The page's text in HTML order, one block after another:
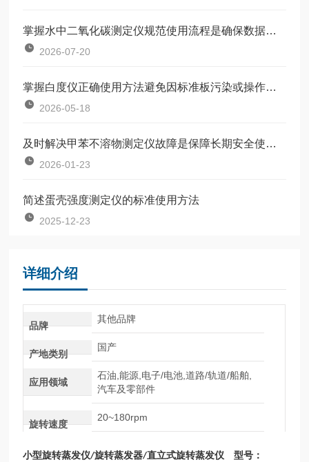
掌握水中二氧化碳测定仪规范使用流程是确保数据准确可靠的前提
2026-07-20
掌握白度仪正确使用方法避免因标准板污染或操作不规范引入误差
2026-05-18
及时解决甲苯不溶物测定仪故障是保障长期安全使用的关键
2026-01-23
简述蛋壳强度测定仪的标准使用方法
2025-12-23
详细介绍
品牌
其他品牌
产地类别
国产
应用领域
石油,能源,电子/电池,道路/轨道/船舶,
汽车及零部件
旋转速度
20~180rpm
小型旋转蒸发仪/旋转蒸发器/直立式旋转蒸发仪 型号：